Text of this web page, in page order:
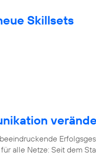
Skillsets
alle Netze: Seit dem